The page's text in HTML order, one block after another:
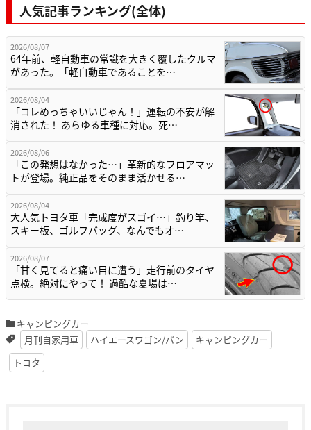
人気記事ランキング(全体)
2026/08/07
64年前、軽自動車の常識を大きく覆したクルマ
があった。「軽自動車であることを…
2026/08/04
「コレめっちゃいいじゃん！」運転の不安が解
消された！ あらゆる車種に対応。死…
2026/08/06
「この発想はなかった…」革新的なフロアマッ
トが登場。純正品をそのまま活かせる…
2026/08/04
大人気トヨタ車「完成度がスゴイ…」釣り竿、
スキー板、ゴルフバッグ、なんでもオ…
2026/08/07
「甘く見てると痛い目に遭う」走行前のタイヤ
点検。絶対にやって！ 過酷な夏場は…
キャンピングカー
月刊自家用車
ハイエースワゴン/バン
キャンピングカー
トヨタ